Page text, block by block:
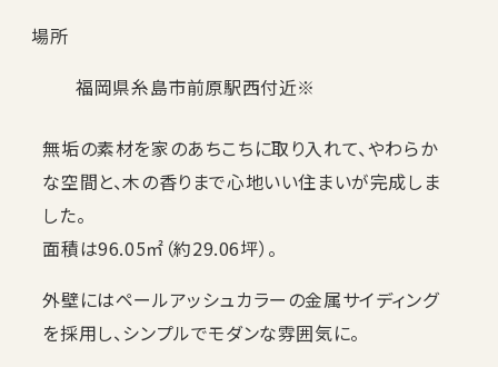
場所
福岡県糸島市前原駅西付近※
無垢の素材を家のあちこちに取り入れて、やわらか
な空間と、木の香りまで心地いい住まいが完成しま
した。
面積は96.05㎡（約29.06坪）。
外壁にはペールアッシュカラーの金属サイディング
を採用し、シンプルでモダンな雰囲気に。